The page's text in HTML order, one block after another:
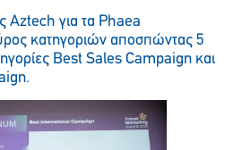
Aztech για τα Phaea
κατηγοριών αποσπώντας 5
Best Sales Campaign και